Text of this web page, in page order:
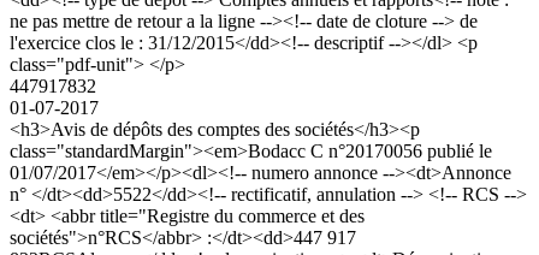
ne pas mettre de retour a la ligne --><!-- date de cloture --> de
l'exercice clos le : 31/12/2015</dd><!-- descriptif --></dl> <p
class="pdf-unit"> </p>
447917832
01-07-2017
<h3>Avis de dépôts des comptes des sociétés</h3><p
class="standardMargin"><em>Bodacc C n°20170056 publié le
01/07/2017</em></p><dl><!-- numero annonce --><dt>Annonce
n° </dt><dd>5522</dd><!-- rectificatif, annulation --> <!-- RCS -->
<dt> <abbr title="Registre du commerce et des
sociétés">n°RCS</abbr> :</dt><dd>447 917